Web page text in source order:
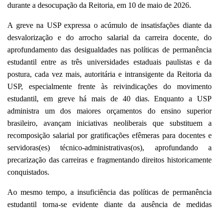
durante a desocupação da Reitoria, em 10 de maio de 2026.
A greve na USP expressa o acúmulo de insatisfações diante da
desvalorização e do arrocho salarial da carreira docente, do
aprofundamento das desigualdades nas políticas de permanência
estudantil entre as três universidades estaduais paulistas e da
postura, cada vez mais, autoritária e intransigente da Reitoria da
USP, especialmente frente às reivindicações do movimento
estudantil, em greve há mais de 40 dias. Enquanto a USP
administra um dos maiores orçamentos do ensino superior
brasileiro, avançam iniciativas neoliberais que substituem a
recomposição salarial por gratificações efêmeras para docentes e
servidoras(es) técnico-administrativas(os), aprofundando a
precarização das carreiras e fragmentando direitos historicamente
conquistados.
Ao mesmo tempo, a insuficiência das políticas de permanência
estudantil torna-se evidente diante da ausência de medidas